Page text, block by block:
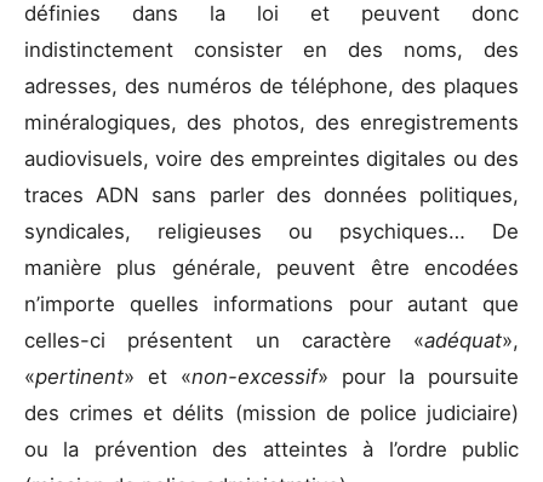
définies dans la loi et peuvent donc
indistinctement consister en des noms, des
adresses, des numéros de téléphone, des plaques
minéralogiques, des photos, des enregistrements
audiovisuels, voire des empreintes digitales ou des
traces ADN sans parler des données politiques,
syndicales, religieuses ou psychiques… De
manière plus générale, peuvent être encodées
n’importe quelles informations pour autant que
celles-ci présentent un caractère «adéquat»,
«pertinent» et «non-excessif» pour la poursuite
des crimes et délits (mission de police judiciaire)
ou la prévention des atteintes à l’ordre public